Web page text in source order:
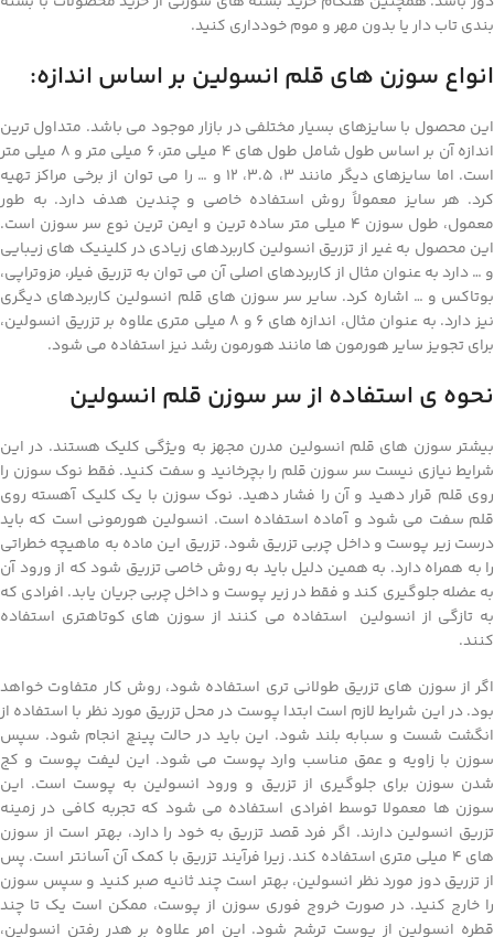
بندی تاب دار یا بدون مهر و موم خودداری کنید.
انواع سوزن های قلم انسولین بر اساس اندازه:
این محصول با سایزهای بسیار مختلفی در بازار موجود می باشد. متداول ترین
اندازه آن بر اساس طول شامل طول های 4 میلی متر، 6 میلی متر و 8 میلی متر
است. اما سایزهای دیگر مانند 3، 3.5، 12 و … را می توان از برخی مراکز تهیه
کرد. هر سایز معمولاً روش استفاده خاصی و چندین هدف دارد. به طور
معمول، طول سوزن 4 میلی متر ساده ترین و ایمن ترین نوع سر سوزن است.
این محصول به غیر از تزریق انسولین کاربردهای زیادی در کلینیک های زیبایی
و … دارد به عنوان مثال از کاربردهای اصلی آن می توان به تزریق فیلر، مزوتراپی،
بوتاکس و … اشاره کرد. سایر سر سوزن های قلم انسولین کاربردهای دیگری
نیز دارد. به عنوان مثال، اندازه های 6 و 8 میلی متری علاوه بر تزریق انسولین،
برای تجویز سایر هورمون ها مانند هورمون رشد نیز استفاده می شود.
نحوه ی استفاده از سر سوزن قلم انسولین
بیشتر سوزن های قلم انسولین مدرن مجهز به ویژگی کلیک هستند. در این
شرایط نیازی نیست سر سوزن قلم را بچرخانید و سفت کنید. فقط نوک سوزن را
روی قلم قرار دهید و آن را فشار دهید. نوک سوزن با یک کلیک آهسته روی
قلم سفت می شود و آماده استفاده است. انسولین هورمونی است که باید
درست زیر پوست و داخل چربی تزریق شود. تزریق این ماده به ماهیچه خطراتی
را به همراه دارد. به همین دلیل باید به روش خاصی تزریق شود که از ورود آن
به عضله جلوگیری کند و فقط در زیر پوست و داخل چربی جریان یابد. افرادی که
به تازگی از انسولین استفاده می کنند از سوزن های کوتاهتری استفاده
کنند.
اگر از سوزن های تزریق طولانی تری استفاده شود، روش کار متفاوت خواهد
بود. در این شرایط لازم است ابتدا پوست در محل تزریق مورد نظر با استفاده از
انگشت شست و سبابه بلند شود. این باید در حالت پینچ انجام شود. سپس
سوزن با زاویه و عمق مناسب وارد پوست می شود. این لیفت پوست و کج
شدن سوزن برای جلوگیری از تزریق و ورود انسولین به پوست است. این
سوزن ها معمولا توسط افرادی استفاده می شود که تجربه کافی در زمینه
تزریق انسولین دارند. اگر فرد قصد تزریق به خود را دارد، بهتر است از سوزن
های 4 میلی متری استفاده کند. زیرا فرآیند تزریق با کمک آن آسانتر است. پس
از تزریق دوز مورد نظر انسولین، بهتر است چند ثانیه صبر کنید و سپس سوزن
را خارج کنید. در صورت خروج فوری سوزن از پوست، ممکن است یک تا چند
قطره انسولین از پوست ترشح شود. این امر علاوه بر هدر رفتن انسولین،